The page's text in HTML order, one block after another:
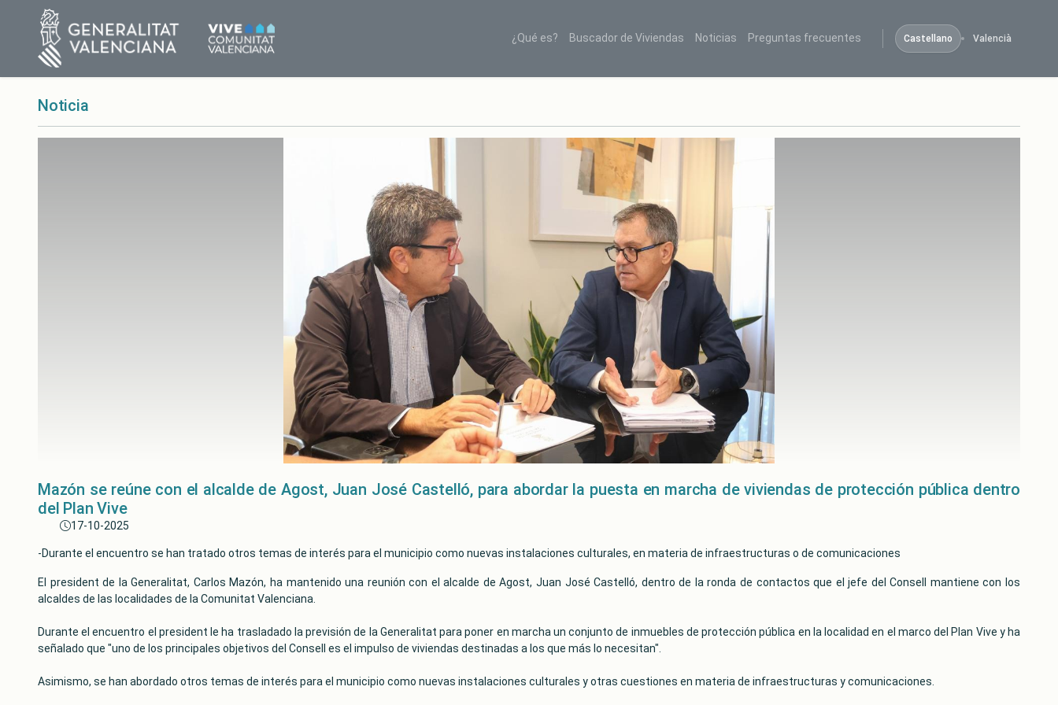
¿Qué es? Buscador de Viviendas Noticias Preguntas frecuentes Castellano Valencià
Noticia
Mazón se reúne con el alcalde de Agost, Juan José Castelló, para abordar la puesta en marcha de viviendas de protección pública dentro
del Plan Vive
17-10-2025
-Durante el encuentro se han tratado otros temas de interés para el municipio como nuevas instalaciones culturales, en materia de infraestructuras o de comunicaciones
El president de la Generalitat, Carlos Mazón, ha mantenido una reunión con el alcalde de Agost, Juan José Castelló, dentro de la ronda de contactos que el jefe del Consell mantiene con los
alcaldes de las localidades de la Comunitat Valenciana.
Durante el encuentro el president le ha trasladado la previsión de la Generalitat para poner en marcha un conjunto de inmuebles de protección pública en la localidad en el marco del Plan Vive y ha
señalado que "uno de los principales objetivos del Consell es el impulso de viviendas destinadas a los que más lo necesitan".
Asimismo, se han abordado otros temas de interés para el municipio como nuevas instalaciones culturales y otras cuestiones en materia de infraestructuras y comunicaciones.